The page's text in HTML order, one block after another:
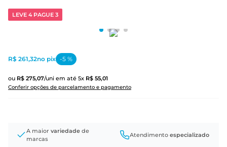
LEVE 4 PAGUE 3
ou R$ 275,07/uni em até 5x R$ 55,01
Conferir opções de parcelamento e pagamento
R$ 261,32no pix -5 %
A maior variedade de
marcas
Atendimento especializado